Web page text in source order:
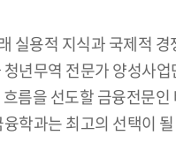
실용적 지식과 국제적
년무역 전문가 양성사
름을 선도할 금융전문
학과는 최고의 선택이